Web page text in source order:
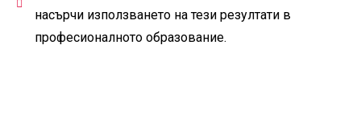
насърчи използването на тези резултати в
професионалното образование.